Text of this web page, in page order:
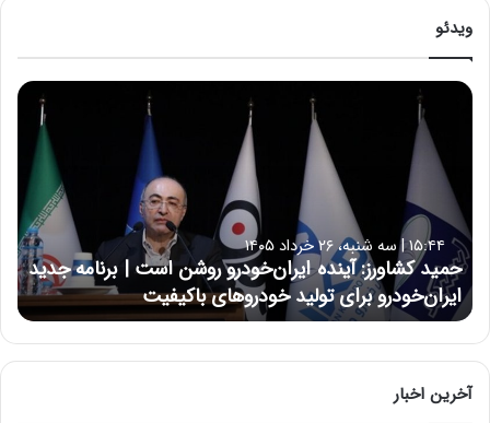
ویدئو
ح
ش
ا
و
ر
ز
:
آ
ی
ن
۱۵:۴۴ | سه شنبه، ۲۶ خرداد ۱۴۰۵
حمید کشاورز: آینده ایران‌خودرو روشن است | برنامه جدید
ایران‌خودرو برای تولید خودروهای باکیفیت
آخرین اخبار